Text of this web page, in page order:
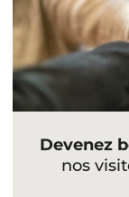
Devenez
nos